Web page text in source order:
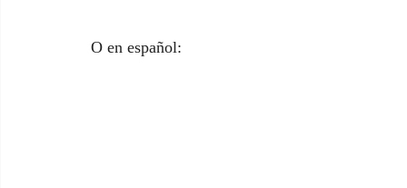
O en español: